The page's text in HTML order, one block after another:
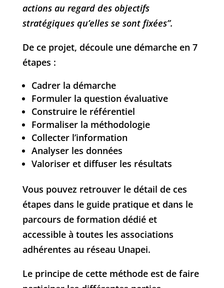
actions au regard des objectifs
stratégiques qu’elles se sont fixées”.
De ce projet, découle une démarche en 7
étapes :
Cadrer la démarche
Formuler la question évaluative
Construire le référentiel
Formaliser la méthodologie
Collecter l’information
Analyser les données
Valoriser et diffuser les résultats
Vous pouvez retrouver le détail de ces
étapes dans le guide pratique et dans le
parcours de formation dédié et
accessible à toutes les associations
adhérentes au réseau Unapei.
Le principe de cette méthode est de faire